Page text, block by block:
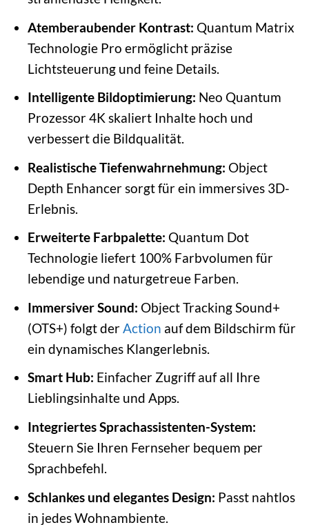
Atemberaubender Kontrast: Quantum Matrix
Technologie Pro ermöglicht präzise
Lichtsteuerung und feine Details.
Intelligente Bildoptimierung: Neo Quantum
Prozessor 4K skaliert Inhalte hoch und
verbessert die Bildqualität.
Realistische Tiefenwahrnehmung: Object
Depth Enhancer sorgt für ein immersives 3D-
Erlebnis.
Erweiterte Farbpalette: Quantum Dot
Technologie liefert 100% Farbvolumen für
lebendige und naturgetreue Farben.
Immersiver Sound: Object Tracking Sound+
(OTS+) folgt derAction auf dem Bildschirm für
ein dynamisches Klangerlebnis.
Smart Hub: Einfacher Zugriff auf all Ihre
Lieblingsinhalte und Apps.
Integriertes Sprachassistenten-System:
Steuern Sie Ihren Fernseher bequem per
Sprachbefehl.
Schlankes und elegantes Design: Passt nahtlos
in jedes Wohnambiente.